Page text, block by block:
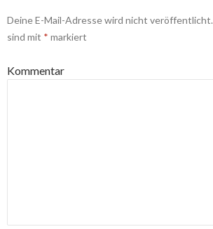
Deine E-Mail-Adresse wird nicht veröffentlicht.
sind mit * markiert
Kommentar